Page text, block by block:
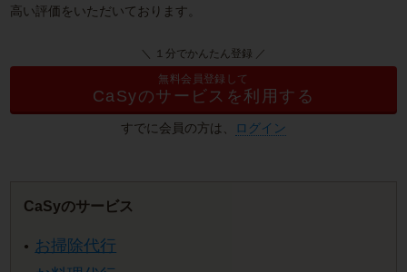
高い評価をいただいております。
＼ １分でかんたん登録 ／
無料会員登録して
CaSyのサービスを利用する
すでに会員の方は、 ログイン
CaSyのサービス
お掃除代行